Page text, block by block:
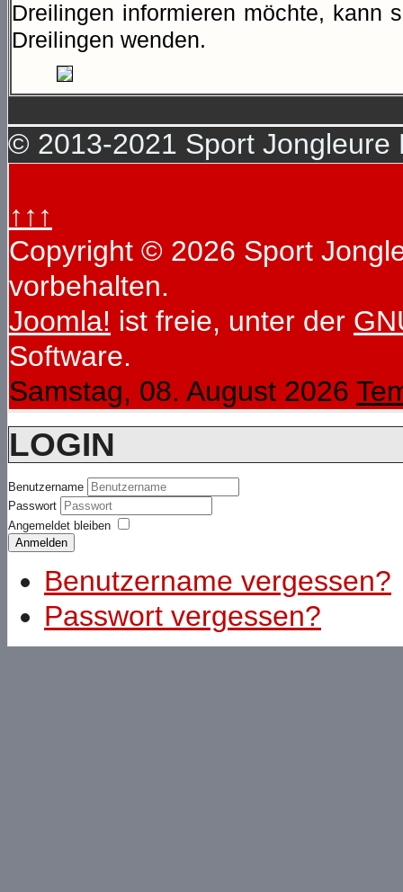
Dreilingen informieren möchte, kann
Dreilingen wenden.
© 2013-2021 Sport Jongleure
↑↑↑
Copyright © 2026 Sport
vorbehalten.
Joomla! ist freie, unter der
Software.
Samstag, 08. August 2026
LOGIN
Benutzername
Passwort
Angemeldet bleiben
Anmelden
Benutzername vergessen?
Passwort vergessen?